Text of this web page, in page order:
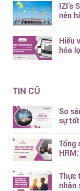
IZI’s
nên
Hiểu
hóa
TIN CŨ
So
sự
Tổng
Thực
nhân